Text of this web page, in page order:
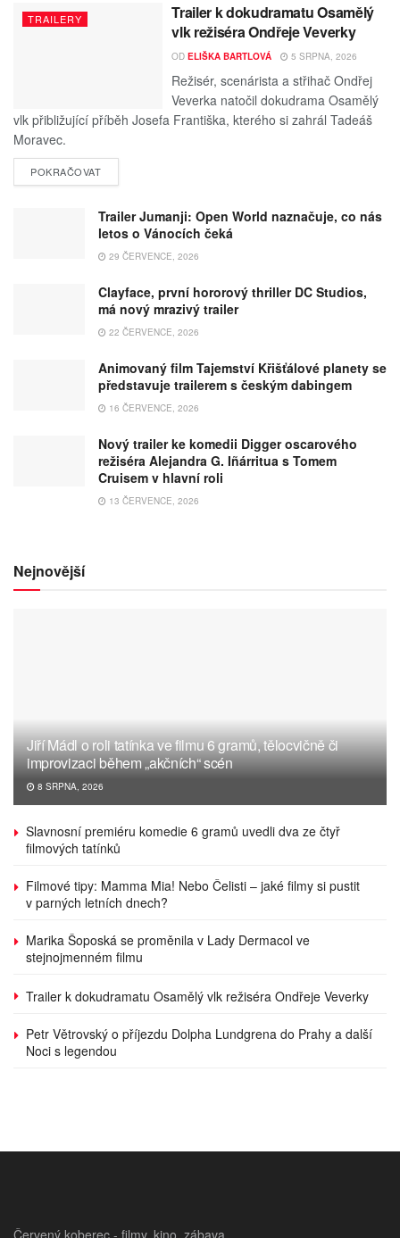
TRAILERY
Trailer k dokudramatu Osamělý
vlk režiséra Ondřeje Veverky
OD ELIŠKA BARTLOVÁ 5 SRPNA, 2026
Režisér, scenárista a střihač Ondřej
Veverka natočil dokudrama Osamělý
vlk přibližující příběh Josefa Františka, kterého si zahrál Tadeáš
Moravec.
POKRAČOVAT
Trailer Jumanji: Open World naznačuje, co nás
letos o Vánocích čeká
29 ČERVENCE, 2026
Clayface, první hororový thriller DC Studios,
má nový mrazivý trailer
22 ČERVENCE, 2026
Animovaný film Tajemství Křišťálové planety se
představuje trailerem s českým dabingem
16 ČERVENCE, 2026
Nový trailer ke komedii Digger oscarového
režiséra Alejandra G. Iñárritua s Tomem
Cruisem v hlavní roli
13 ČERVENCE, 2026
Nejnovější
Jiří Mádl o roli tatínka ve filmu 6 gramů, tělocvičně či
improvizaci během „akčních“ scén
8 SRPNA, 2026
Slavnosní premiéru komedie 6 gramů uvedli dva ze čtyř
filmových tatínků
Filmové tipy: Mamma Mia! Nebo Čelisti – jaké filmy si pustit
v parných letních dnech?
Marika Šoposká se proměnila v Lady Dermacol ve
stejnojmenném filmu
Trailer k dokudramatu Osamělý vlk režiséra Ondřeje Veverky
Petr Větrovský o příjezdu Dolpha Lundgrena do Prahy a další
Noci s legendou
Červený koberec - filmy, kino, zábava